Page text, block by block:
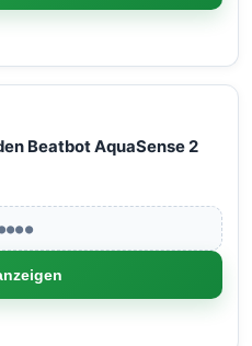
Beatbot AquaSense 2